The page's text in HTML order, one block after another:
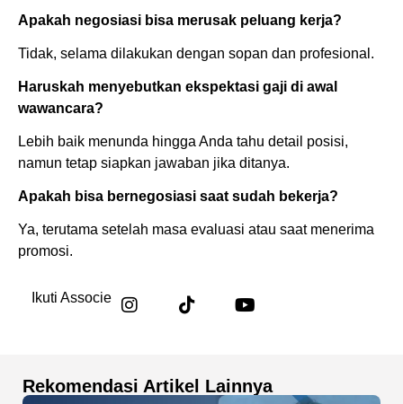
Apakah negosiasi bisa merusak peluang kerja?
Tidak, selama dilakukan dengan sopan dan profesional.
Haruskah menyebutkan ekspektasi gaji di awal
wawancara?
Lebih baik menunda hingga Anda tahu detail posisi,
namun tetap siapkan jawaban jika ditanya.
Apakah bisa bernegosiasi saat sudah bekerja?
Ya, terutama setelah masa evaluasi atau saat menerima
promosi.
Ikuti Associe
Rekomendasi Artikel Lainnya